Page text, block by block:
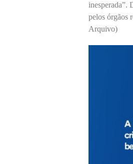
inesperada”.
pelos órgãos
Arquivo)